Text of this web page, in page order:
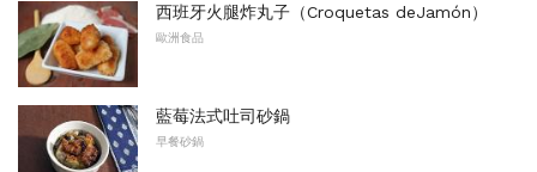
西班牙火腿炸丸子（Croquetas deJamón）
歐洲食品
藍莓法式吐司砂鍋
早餐砂鍋